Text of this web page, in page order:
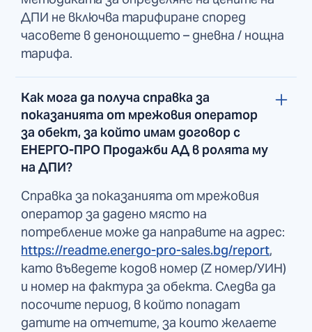
ДПИ не включва тарифиране според
часовете в денонощието – дневна / нощна
тарифа.
Как мога да получа справка за
показанията от мрежовия оператор
за обект, за който имам договор с
ЕНЕРГО-ПРО Продажби АД в ролята му
на ДПИ?
Справка за показанията от мрежовия
оператор за дадено място на
потребление може да направите на адрес:
https://readme.energo-pro-sales.bg/report,
като въведете кодов номер (Z номер/УИН)
и номер на фактура за обекта. Следва да
посочите период, в който попадат
датите на отчетите, за които желаете